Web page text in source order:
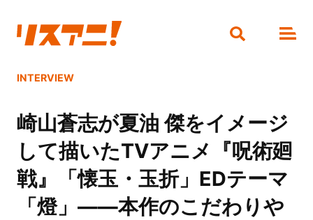
INTERVIEW
崎山蒼志が夏油 傑をイメージ
して描いたTVアニメ『呪術廻
戦』「懐玉・玉折」EDテーマ
「燈」――本作のこだわりや